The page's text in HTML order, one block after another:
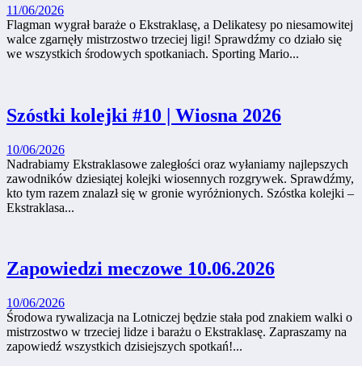
11/06/2026
Flagman wygrał baraże o Ekstraklasę, a Delikatesy po niesamowitej
walce zgarnęły mistrzostwo trzeciej ligi! Sprawdźmy co działo się
we wszystkich środowych spotkaniach. Sporting Mario...
Szóstki kolejki #10 | Wiosna 2026
10/06/2026
Nadrabiamy Ekstraklasowe zaległości oraz wyłaniamy najlepszych
zawodników dziesiątej kolejki wiosennych rozgrywek. Sprawdźmy,
kto tym razem znalazł się w gronie wyróżnionych. Szóstka kolejki –
Ekstraklasa...
Zapowiedzi meczowe 10.06.2026
10/06/2026
Środowa rywalizacja na Lotniczej będzie stała pod znakiem walki o
mistrzostwo w trzeciej lidze i barażu o Ekstraklasę. Zapraszamy na
zapowiedź wszystkich dzisiejszych spotkań!...